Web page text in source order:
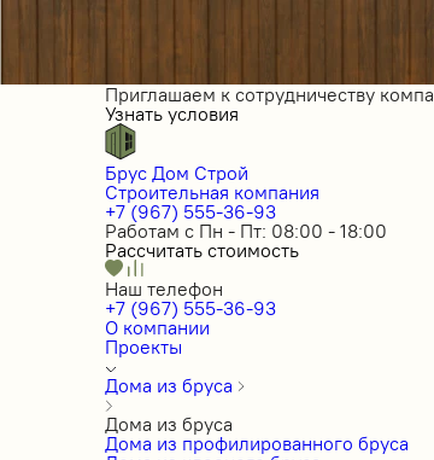
Приглашаем к сотрудничеству
Узнать условия
Брус Дом Строй
Строительная компания
+7 (967) 555-36-93
Работам с Пн - Пт: 08:00 - 18:00
Рассчитать стоимость
Наш телефон
+7 (967) 555-36-93
О компании
Проекты
Дома из бруса
Дома из бруса
Дома из профилированного бруса